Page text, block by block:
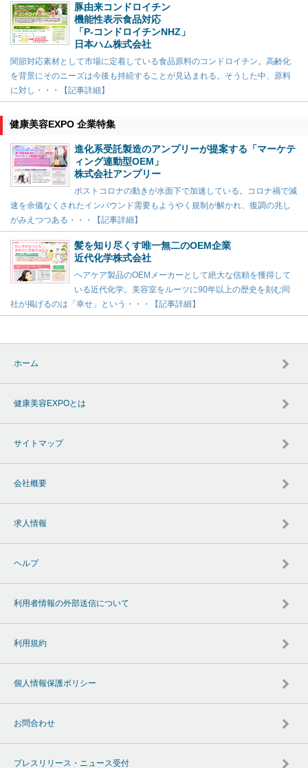
豚由来コンドロイチン
機能性表示食品対応
「P-コンドロイチンNHZ」
日本ハム株式会社
関節対応素材として市場に定着している食品原料のコンドロイチン。高齢化
を背景にそのニーズは今後も持続することが見込まれる。そうした中、原料
に対し・・・【記事詳細】
健康美容EXPO 企業特集
進化系受託製造のアンプリーが提案する「マーケテ
ィング連動型OEM」
株式会社アンプリー
ポストコロナの動きが水面下で加速している。コロナ禍で減
速を余儀なくされたインバウンド需要もようやく規制が解かれ、復調の兆し
がみえつつある・・・【記事詳細】
髪を知り尽くす唯一無二のOEM企業
近代化学株式会社
ヘアケア製品のOEMメーカーとして絶大な信頼を獲得して
いる近代化学。美容室をルーツに90年以上の歴史を刻む同
社が掲げるのは「幸せ」という・・・【記事詳細】
ホーム
健康美容EXPOとは
サイトマップ
会社概要
求人情報
ヘルプ
利用者情報の外部送信について
利用規約
個人情報保護ポリシー
お問合わせ
プレスリリース・ニュース受付